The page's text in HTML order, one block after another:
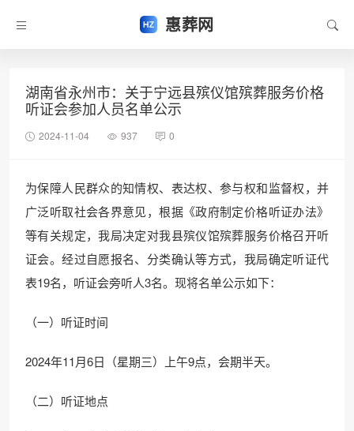
惠葬网
湖南省永州市：关于宁远县殡仪馆殡葬服务价格
听证会参加人员名单公示
2024-11-04 937 0
为保障人民群众的知情权、表达权、参与权和监督权，并
广泛听取社会各界意见，根据《政府制定价格听证办法》
等有关规定，我局决定对我县殡仪馆殡葬服务价格召开听
证会。经过自愿报名、分类确认等方式，我局确定听证代
表19名，听证会旁听人3名。现将名单公示如下：
（一）听证时间
2024年11月6日（星期三）上午9点，会期半天。
（二）听证地点